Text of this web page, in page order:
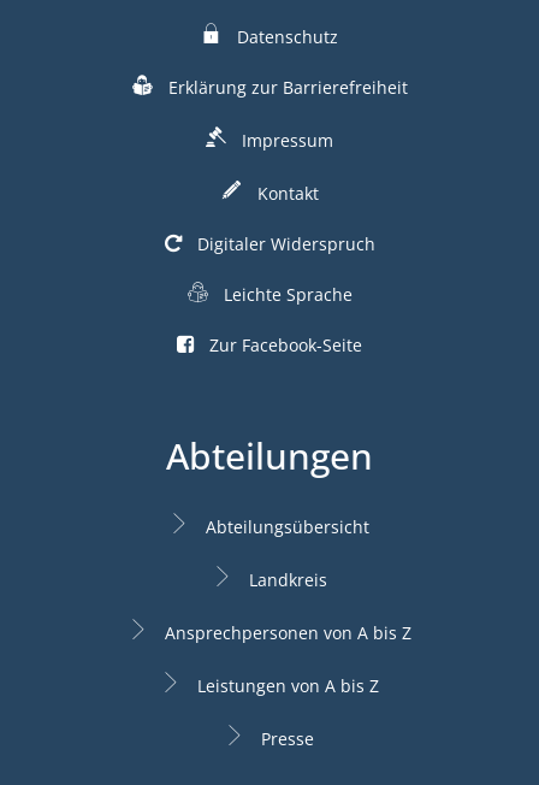
Datenschutz
Erklärung zur Barrierefreiheit
Impressum
Kontakt
Digitaler Widerspruch
Leichte Sprache
Zur Facebook-Seite
Abteilungen
Abteilungsübersicht
Landkreis
Ansprechpersonen von A bis Z
Leistungen von A bis Z
Presse